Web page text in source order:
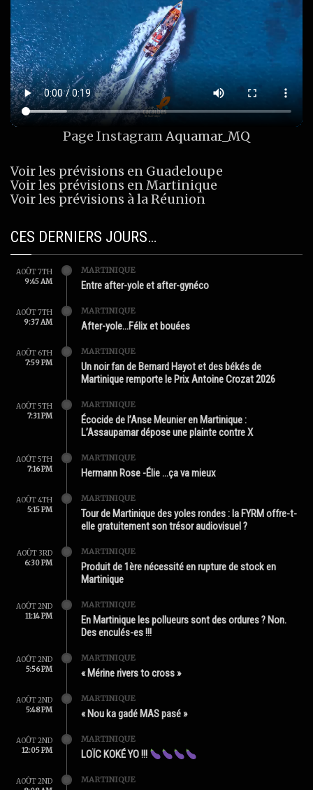
Page InstagramAquamar_MQ
Voir les prévisions en Guadeloupe
Voir les prévisions en Martinique
Voir les prévisions à la Réunion
CES DERNIERS JOURS…
AOÛT 7TH
9:45 AM
MARTINIQUE
Entre after-yole et after-gynéco
AOÛT 7TH
9:37 AM
MARTINIQUE
After-yole…Félix et bouées
AOÛT 6TH
7:59 PM
MARTINIQUE
Un noir fan de Bernard Hayot et des békés de
Martinique remporte le Prix Antoine Crozat 2026
AOÛT 5TH
7:31 PM
MARTINIQUE
Écocide de l’Anse Meunier en Martinique :
L’Assaupamar dépose une plainte contre X
AOÛT 5TH
7:16 PM
MARTINIQUE
Hermann Rose -Élie …ça va mieux
AOÛT 4TH
5:15 PM
MARTINIQUE
Tour de Martinique des yoles rondes : la FYRM offre-t-
elle gratuitement son trésor audiovisuel ?
AOÛT 3RD
6:30 PM
MARTINIQUE
Produit de 1ère nécessité en rupture de stock en
Martinique
AOÛT 2ND
11:14 PM
MARTINIQUE
En Martinique les pollueurs sont des ordures ? Non.
Des enculés-es !!!
AOÛT 2ND
5:56 PM
MARTINIQUE
« Mérine rivers to cross »
AOÛT 2ND
5:48 PM
MARTINIQUE
« Nou ka gadé MAS pasé »
AOÛT 2ND
12:05 PM
MARTINIQUE
LOÏC KOKÉ YO !!!
AOÛT 2ND
MARTINIQUE